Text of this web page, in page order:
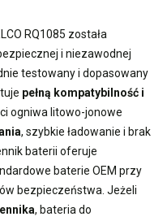
RQ1085 została
i niezawodnej
testowany i dopasowany
pełną kompatybilność i
ogniwa litowo-jonowe
, szybkie ładowanie i brak
baterii oferuje
baterie OEM przy
bezpieczeństwa. Jeżeli
, bateria do